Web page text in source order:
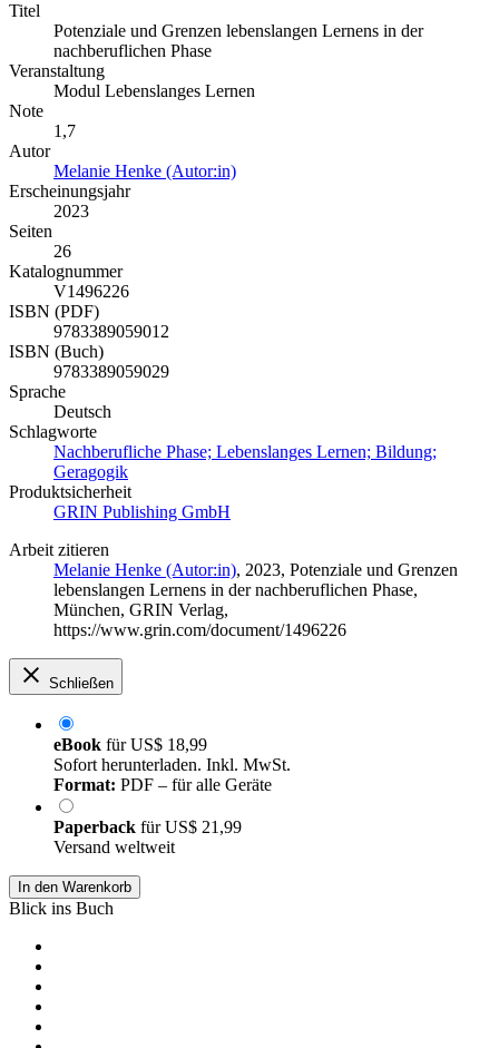
Titel
Potenziale und Grenzen lebenslangen Lernens in der
nachberuflichen Phase
Veranstaltung
Modul Lebenslanges Lernen
Note
1,7
Autor
Melanie Henke (Autor:in)
Erscheinungsjahr
2023
Seiten
26
Katalognummer
V1496226
ISBN (PDF)
9783389059012
ISBN (Buch)
9783389059029
Sprache
Deutsch
Schlagworte
Nachberufliche Phase; Lebenslanges Lernen; Bildung;
Geragogik
Produktsicherheit
GRIN Publishing GmbH
Arbeit zitieren
Melanie Henke (Autor:in), 2023, Potenziale und Grenzen
lebenslangen Lernens in der nachberuflichen Phase,
München, GRIN Verlag,
https://www.grin.com/document/1496226
Schließen
eBook fürUS$ 18,99
Sofort herunterladen. Inkl. MwSt.
Format: PDF – für alle Geräte
Paperback fürUS$ 21,99
Versand weltweit
In den Warenkorb
Blick ins Buch